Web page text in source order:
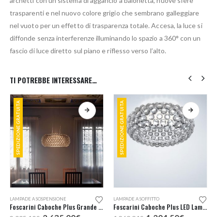
trasparenti e nel nuovo colore grigio che sembrano galleggiare
nel vuoto per un effetto di trasparenza totale. Accesa, la luce si
diffonde senza interferenze illuminando lo spazio a 360° con un
fascio di luce diretto sul piano e riflesso verso l’alto.
TI POTREBBE INTERESSARE…
SPEDIZIONE GRATUITA
Questo prodotto ha più varianti. Le opzioni possono essere scelte nella pagina del prodotto
LAMPADE A SOSPENSIONE
Foscarini Caboche Plus Grande LED Sospensione
SPEDIZIONE GRATUITA
Questo prodotto ha più varianti. Le opzioni possono essere scelte nella pagina del prodotto
LAMPADE A SOFFITTO
Foscarini Caboche Plus LED Lampada Soffitto